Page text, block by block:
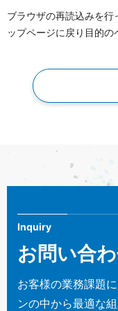
ブラウザの再読込みを行
ップページに戻り目的の
Inquiry
お問い合
お客様の業務課題
ンの中から最適な